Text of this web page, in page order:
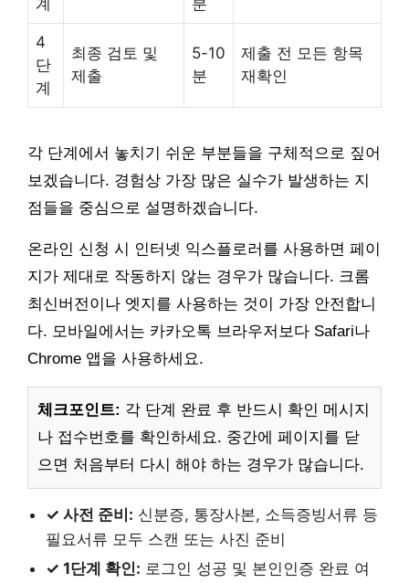
계 분
4
단
계
최종 검토 및
제출
5-10
분
제출 전 모든 항목
재확인
각 단계에서 놓치기 쉬운 부분들을 구체적으로 짚어
보겠습니다. 경험상 가장 많은 실수가 발생하는 지
점들을 중심으로 설명하겠습니다.
온라인 신청 시 인터넷 익스플로러를 사용하면 페이
지가 제대로 작동하지 않는 경우가 많습니다. 크롬
최신버전이나 엣지를 사용하는 것이 가장 안전합니
다. 모바일에서는 카카오톡 브라우저보다 Safari나
Chrome 앱을 사용하세요.
체크포인트: 각 단계 완료 후 반드시 확인 메시지
나 접수번호를 확인하세요. 중간에 페이지를 닫
으면 처음부터 다시 해야 하는 경우가 많습니다.
✓ 사전 준비: 신분증, 통장사본, 소득증빙서류 등
필요서류 모두 스캔 또는 사진 준비
✓ 1단계 확인: 로그인 성공 및 본인인증 완료 여